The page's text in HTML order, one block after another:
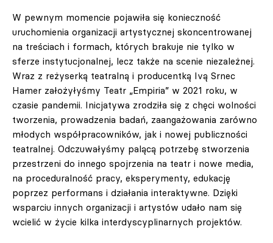
W pewnym momencie pojawiła się konieczność
uruchomienia organizacji artystycznej skoncentrowanej
na treściach i formach, których brakuje nie tylko w
sferze instytucjonalnej, lecz także na scenie niezależnej.
Wraz z reżyserką teatralną i producentką Ivą Srnec
Hamer założyłyśmy Teatr „Empiria” w 2021 roku, w
czasie pandemii. Inicjatywa zrodziła się z chęci wolności
tworzenia, prowadzenia badań, zaangażowania zarówno
młodych współpracowników, jak i nowej publiczności
teatralnej. Odczuwałyśmy palącą potrzebę stworzenia
przestrzeni do innego spojrzenia na teatr i nowe media,
na proceduralność pracy, eksperymenty, edukację
poprzez performans i działania interaktywne. Dzięki
wsparciu innych organizacji i artystów udało nam się
wcielić w życie kilka interdyscyplinarnych projektów.